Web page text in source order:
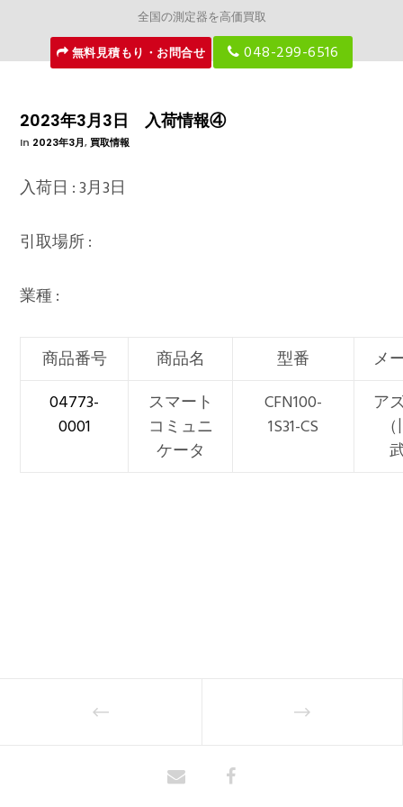
全国の測定器を高価買取
無料見積もり・お問合せ
048-299-6516
2023年3月3日 入荷情報④
In 2023年3月,買取情報
入荷日 : 3月3日
引取場所 :
業種 :
商品番号 商品名 型番
メ
04773-
0001
スマート
コミュニ
ケータ
CFN100-
1S31-CS
ア